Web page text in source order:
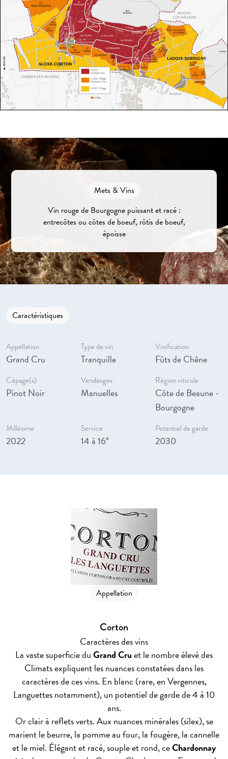
Mets & Vins
Vin rouge de Bourgogne puissant et racé :
entrecôtes ou côtes de boeuf, rôtis de boeuf,
époisse
Caractéristiques
Appellation
Grand Cru
Type de vin
Tranquille
Vinification
Fûts de Chêne
Cépage(s)
Pinot Noir
Vendanges
Manuelles
Région viticole
Côte de Beaune -
Bourgogne
Millésime
2022
Service
14 à 16°
Potentiel de garde
2030
Appellation
Corton
Caractères des vins
La vaste superficie duGrand Cruet le nombre élevé des
Climats expliquent les nuances constatées dans les
caractères de ces vins. En blanc (rare, en Vergennes,
Languettes notamment), un potentiel de garde de 4 à 10
ans.
Or clair à reflets verts. Aux nuances minérales (silex), se
marient le beurre, la pomme au four, la fougère, la cannelle
et le miel. Élégant et racé, souple et rond, ceChardonnay